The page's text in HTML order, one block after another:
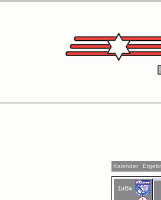
Kalender
TuRa